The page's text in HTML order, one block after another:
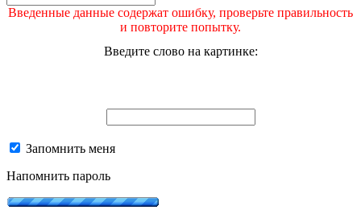
Введенные данные содержат ошибку, проверьте правильность
и повторите попытку.
Введите слово на картинке:
Запомнить меня
Напомнить пароль